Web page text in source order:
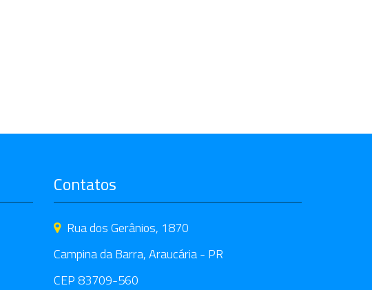
Contatos
Rua dos Gerânios, 1870
Campina da Barra, Araucária - PR
CEP 83709-560